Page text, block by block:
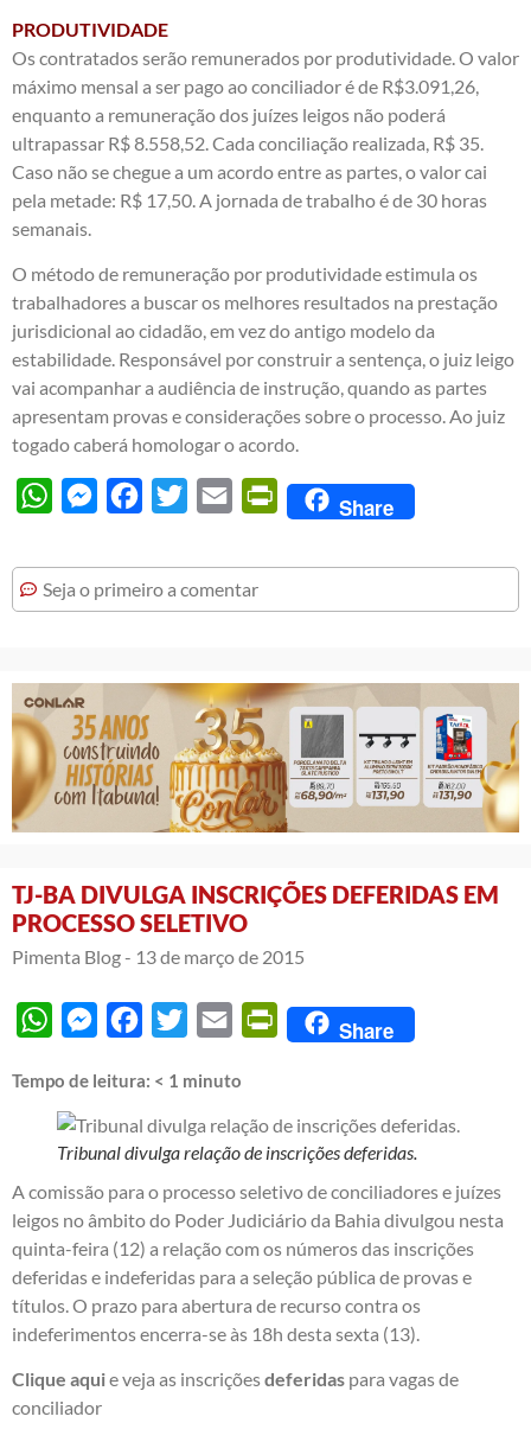
PRODUTIVIDADE
Os contratados serão remunerados por produtividade. O valor
máximo mensal a ser pago ao conciliador é de R$3.091,26,
enquanto a remuneração dos juízes leigos não poderá
ultrapassar R$ 8.558,52.Cada conciliação realizada, R$ 35.
Caso não se chegue a um acordo entre as partes, o valor cai
pela metade: R$ 17,50. A jornada de trabalho é de 30 horas
semanais.
O método de remuneração por produtividade estimula os
trabalhadores a buscar os melhores resultados na prestação
jurisdicional ao cidadão, em vez do antigo modelo da
estabilidade. Responsável por construir a sentença, o juiz leigo
vai acompanhar a audiência de instrução, quando as partes
apresentam provas e considerações sobre o processo. Ao juiz
togado caberá homologar o acordo.
WhatsAppMessengerFacebook
Twitter Email PrintFriendly
Share
Seja o primeiro a comentar
TJ-BA DIVULGA INSCRIÇÕES DEFERIDAS EM
PROCESSO SELETIVO
Pimenta Blog - 13 de março de 2015
WhatsAppMessengerFacebook
Twitter Email PrintFriendly
Share
Tempo de leitura: < 1 minuto
Tribunal divulga relação de inscrições deferidas.
A comissão para o processo seletivo de conciliadores e juízes
leigos no âmbito do Poder Judiciário da Bahia divulgou nesta
quinta-feira (12) a relação com os números das inscrições
deferidas e indeferidas para a seleção pública de provas e
títulos. O prazo para abertura de recurso contra os
indeferimentos encerra-se às 18h desta sexta (13).
Clique aquie veja as inscriçõesdeferidas para vagas de
conciliador